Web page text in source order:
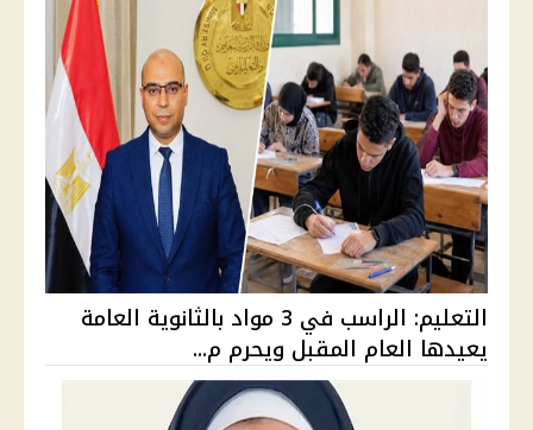
التعليم: الراسب في 3 مواد بالثانوية العامة
يعيدها العام المقبل ويحرم م...